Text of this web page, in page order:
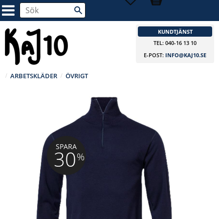
KUNDTJÄNST
TEL: 040-16 13 10
E-POST: INFO@KAJ10.SE
ARBETSKLÄDER ÖVRIGT
SPARA
30%